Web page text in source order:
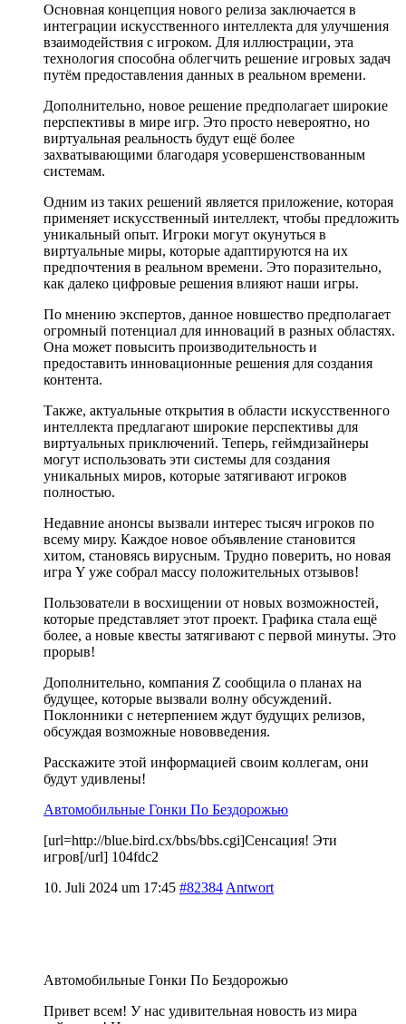
Основная концепция нового релиза заключается в
интеграции искусственного интеллекта для улучшения
взаимодействия с игроком. Для иллюстрации, эта
технология способна облегчить решение игровых задач
путём предоставления данных в реальном времени.
Дополнительно, новое решение предполагает широкие
перспективы в мире игр. Это просто невероятно, но
виртуальная реальность будут ещё более
захватывающими благодаря усовершенствованным
системам.
Одним из таких решений является приложение, которая
применяет искусственный интеллект, чтобы предложить
уникальный опыт. Игроки могут окунуться в
виртуальные миры, которые адаптируются на их
предпочтения в реальном времени. Это поразительно,
как далеко цифровые решения влияют наши игры.
По мнению экспертов, данное новшество предполагает
огромный потенциал для инноваций в разных областях.
Она может повысить производительность и
предоставить инновационные решения для создания
контента.
Также, актуальные открытия в области искусственного
интеллекта предлагают широкие перспективы для
виртуальных приключений. Теперь, геймдизайнеры
могут использовать эти системы для создания
уникальных миров, которые затягивают игроков
полностью.
Недавние анонсы вызвали интерес тысяч игроков по
всему миру. Каждое новое объявление становится
хитом, становясь вирусным. Трудно поверить, но новая
игра Y уже собрал массу положительных отзывов!
Пользователи в восхищении от новых возможностей,
которые представляет этот проект. Графика стала ещё
более, а новые квесты затягивают с первой минуты. Это
прорыв!
Дополнительно, компания Z сообщила о планах на
будущее, которые вызвали волну обсуждений.
Поклонники с нетерпением ждут будущих релизов,
обсуждая возможные нововведения.
Расскажите этой информацией своим коллегам, они
будут удивлены!
Автомобильные Гонки По Бездорожью
[url=http://blue.bird.cx/bbs/bbs.cgi]Сенсация! Эти
игров[/url] 104fdc2
10. Juli 2024 um 17:45 #82384 Antwort
Автомобильные Гонки По Бездорожью
Привет всем! У нас удивительная новость из мира